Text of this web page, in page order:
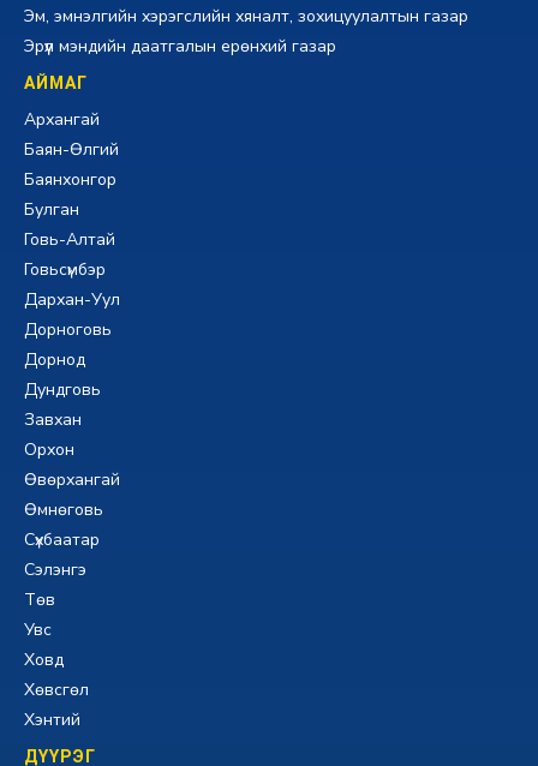
Эм, эмнэлгийн хэрэгслийн хяналт, зохицуулалтын газар
Эрүүл мэндийн даатгалын ерөнхий газар
АЙМАГ
Архангай
Баян-Өлгий
Баянхонгор
Булган
Говь-Алтай
Говьсүмбэр
Дархан-Уул
Дорноговь
Дорнод
Дундговь
Завхан
Орхон
Өвөрхангай
Өмнөговь
Сүхбаатар
Сэлэнгэ
Төв
Увс
Ховд
Хөвсгөл
Хэнтий
ДҮҮРЭГ